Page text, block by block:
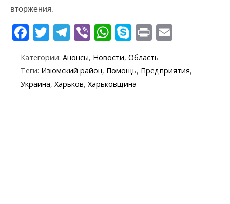
вторжения.
F
e
b
T
itt
er
T
e
gr
Vi
er
W
at
s
S
k
y
p
Pr
t ai
Категории: Анонсы, Новости, Область
Теги: Изюмский район, Помощь, Предприятия,
Украина, Харьков, Харьковщина